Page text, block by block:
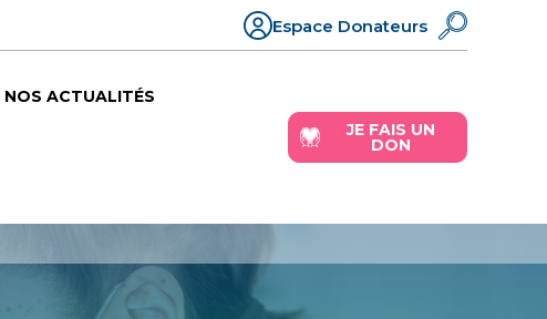
Espace Donateurs
NOS ACTUALITÉS
JE FAIS UN
DON